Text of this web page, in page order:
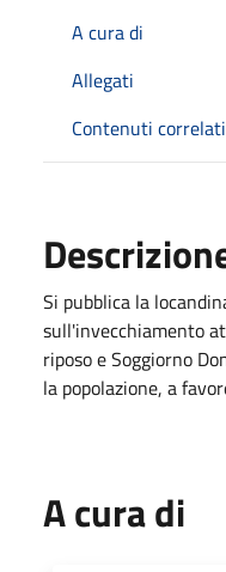
A cura di
Allegati
Contenuti correlati
Si pubblica la
sull'invecchiamento
riposo e Soggiorno
la popolazione, a
A cura di